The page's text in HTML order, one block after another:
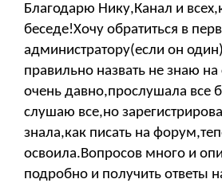
Благодарю Нику,Канал и
беседе!Хочу обратиться в
администратору(если он
правильно назвать не знаю на
очень давно,прослушала все
слушаю все,но
знала,как писать на
освоила.Вопросов много и
подробно и получить ответы